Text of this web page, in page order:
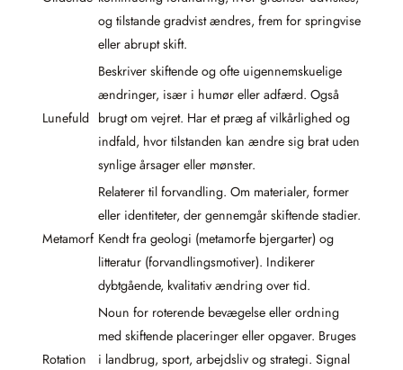
og tilstande gradvist ændres, frem for springvise
eller abrupt skift.
Lunefuld
Beskriver skiftende og ofte uigennemskuelige
ændringer, især i humør eller adfærd. Også
brugt om vejret. Har et præg af vilkårlighed og
indfald, hvor tilstanden kan ændre sig brat uden
synlige årsager eller mønster.
Metamorf
Relaterer til forvandling. Om materialer, former
eller identiteter, der gennemgår skiftende stadier.
Kendt fra geologi (metamorfe bjergarter) og
litteratur (forvandlingsmotiver). Indikerer
dybtgående, kvalitativ ændring over tid.
Rotation
Noun for roterende bevægelse eller ordning
med skiftende placeringer eller opgaver. Bruges
i landbrug, sport, arbejdsliv og strategi. Signal